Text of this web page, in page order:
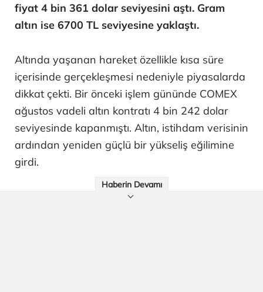
fiyat 4 bin 361 dolar seviyesini aştı. Gram
altın ise 6700 TL seviyesine yaklaştı.
Altında yaşanan hareket özellikle kısa süre
içerisinde gerçekleşmesi nedeniyle piyasalarda
dikkat çekti. Bir önceki işlem gününde COMEX
ağustos vadeli altın kontratı 4 bin 242 dolar
seviyesinde kapanmıştı. Altın, istihdam verisinin
ardından yeniden güçlü bir yükseliş eğilimine
girdi.
Haberin Devamı